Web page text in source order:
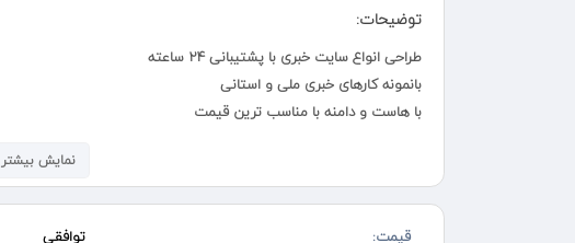
توضیحات:
طراحی انواع سایت خبری با پشتیبانی 24 ساعته
بانمونه کارهای خبری ملی و استانی
با هاست و دامنه با مناسب ترین قیمت
نمایش بیشتر
قیمت: توافقی